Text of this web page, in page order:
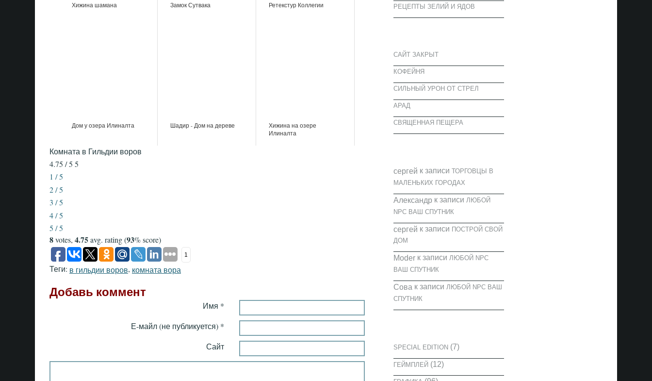
Хижина шамана Замок Сутвака Ретекстур Коллегии
Дом у озера Илиналта Шадир - Дом на дереве
Хижина на озере
Илиналта
Комната в Гильдии воров
4.75 / 5 5
1 / 5
2 / 5
3 / 5
4 / 5
5 / 5
8votes, 4.75avg. rating (93% score)
1
Теги: в гильдии воров, комната вора
Добавь коммент
Имя *
Е-майл (не публикуется) *
Сайт
РЕЦЕПТЫ ЗЕЛИЙ И ЯДОВ
САЙТ ЗАКРЫТ
КОФЕЙНЯ
CИЛЬНЫЙ УРОН ОТ СТРЕЛ
АРАД
СВЯЩЕННАЯ ПЕЩЕРА
cергей к записи ТОРГОВЦЫ В
МАЛЕНЬКИХ ГОРОДАХ
Александрк записи ЛЮБОЙ
NPC ВАШ СПУТНИК
cергей к записи ПОСТРОЙ СВОЙ
ДОМ
Moderк записи ЛЮБОЙ NPC
ВАШ СПУТНИК
Сова к записи ЛЮБОЙ NPC ВАШ
СПУТНИК
SPECIAL EDITION(7)
ГЕЙМПЛЕЙ(12)